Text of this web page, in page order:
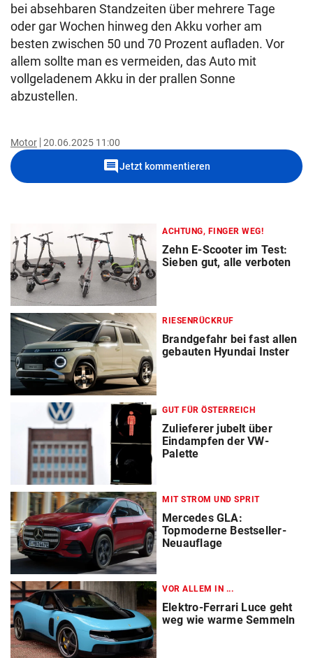
bei absehbaren Standzeiten über mehrere Tage
oder gar Wochen hinweg den Akku vorher am
besten zwischen 50 und 70 Prozent aufladen. Vor
allem sollte man es vermeiden, das Auto mit
vollgeladenem Akku in der prallen Sonne
abzustellen.
Motor 20.06.2025 11:00
commentJetzt kommentieren
ACHTUNG, FINGER WEG!
Zehn E-Scooter im Test:
Sieben gut, alle verboten
RIESENRÜCKRUF
Brandgefahr bei fast allen
gebauten Hyundai Inster
GUT FÜR ÖSTERREICH
Zulieferer jubelt über
Eindampfen der VW-
Palette
MIT STROM UND SPRIT
Mercedes GLA:
Topmoderne Bestseller-
Neuauflage
VOR ALLEM IN ...
Elektro-Ferrari Luce geht
weg wie warme Semmeln